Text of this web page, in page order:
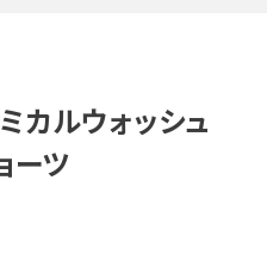
ルウォッシュ
ーツ